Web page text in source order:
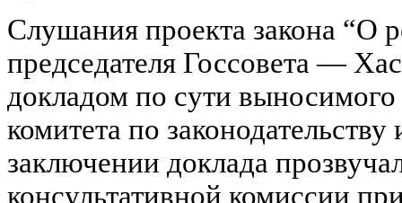
Слушания проекта закона “О
председателя Госсовета —
докладом по сути
комитета по
заключении доклада
консультативной комиссии